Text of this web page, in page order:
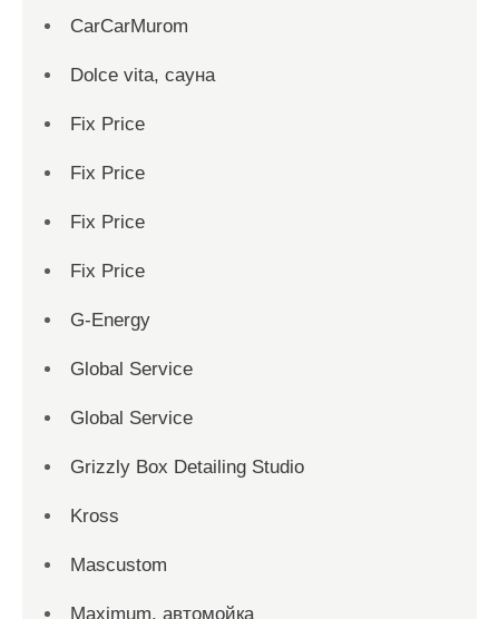
CarCarMurom
Dolce vita, сауна
Fix Price
Fix Price
Fix Price
Fix Price
G-Energy
Global Service
Global Service
Grizzly Box Detailing Studio
Kross
Mascustom
Maximum, автомойка